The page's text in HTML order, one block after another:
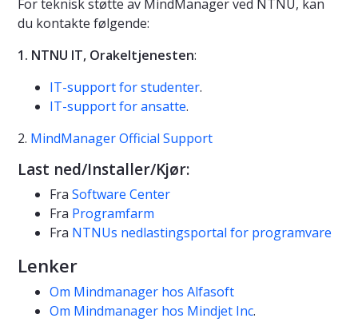
For teknisk støtte av MindManager ved NTNU, kan
du kontakte følgende:
1. NTNU IT, Orakeltjenesten:
IT-support for studenter.
IT-support for ansatte.
2. MindManager Official Support
Last ned/Installer/Kjør:
Fra Software Center
Fra Programfarm
Fra NTNUs nedlastingsportal for programvare
Lenker
Om Mindmanager hos Alfasoft
Om Mindmanager hos Mindjet Inc.